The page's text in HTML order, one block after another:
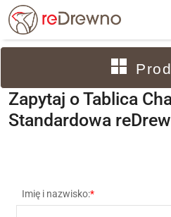
Zapytaj o Tablica
Standardowa
Imię i nazwisko:*